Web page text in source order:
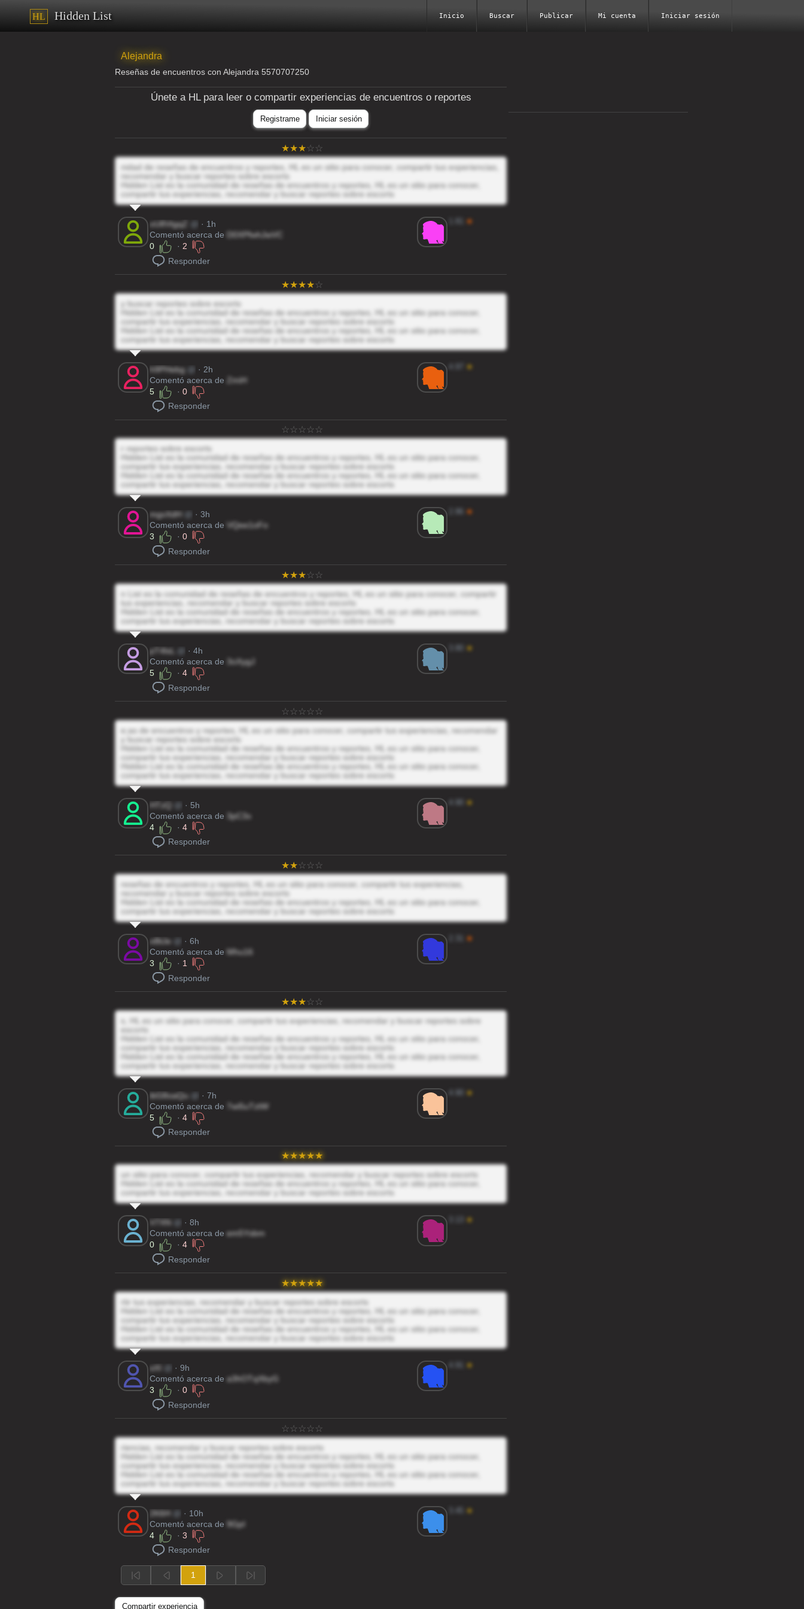
HL Hidden List Inicio Buscar Publicar Mi cuenta Iniciar sesión
Alejandra
Reseñas de encuentros con Alejandra 5570707250
Únete a HL para leer o compartir experiencias de encuentros o reportes
Registrame Iniciar sesión
nidad de reseñas de encuentros y reportes, HL es un sitio para conocer, compartir tus experiencias,
recomendar y buscar reportes sobre escorts
Hidden List es la comunidad de reseñas de encuentros y reportes, HL es un sitio para conocer,
compartir tus experiencias, recomendar y buscar reportes sobre escorts
oU8VtgqZ
· 1h
Comentó acerca de
D0XPfwhJwVC
0
· 2
Responder
★
y buscar reportes sobre escorts
Hidden List es la comunidad de reseñas de encuentros y reportes, HL es un sitio para conocer,
compartir tus experiencias, recomendar y buscar reportes sobre escorts
Hidden List es la comunidad de reseñas de encuentros y reportes, HL es un sitio para conocer,
compartir tus experiencias, recomendar y buscar reportes sobre escorts
h9PHebg
· 2h
Comentó acerca de
ZmiH
5
· 0
Responder
★
r reportes sobre escorts
Hidden List es la comunidad de reseñas de encuentros y reportes, HL es un sitio para conocer,
compartir tus experiencias, recomendar y buscar reportes sobre escorts
Hidden List es la comunidad de reseñas de encuentros y reportes, HL es un sitio para conocer,
compartir tus experiencias, recomendar y buscar reportes sobre escorts
mgxXdH
· 3h
Comentó acerca de
VQee1oFo
3
· 0
Responder
★
n List es la comunidad de reseñas de encuentros y reportes, HL es un sitio para conocer, compartir
tus experiencias, recomendar y buscar reportes sobre escorts
Hidden List es la comunidad de reseñas de encuentros y reportes, HL es un sitio para conocer,
compartir tus experiencias, recomendar y buscar reportes sobre escorts
pT4lsL
· 4h
Comentó acerca de
3oXygJ
5
· 4
Responder
★
e;as de encuentros y reportes, HL es un sitio para conocer, compartir tus experiencias, recomendar
y buscar reportes sobre escorts
Hidden List es la comunidad de reseñas de encuentros y reportes, HL es un sitio para conocer,
compartir tus experiencias, recomendar y buscar reportes sobre escorts
Hidden List es la comunidad de reseñas de encuentros y reportes, HL es un sitio para conocer,
compartir tus experiencias, recomendar y buscar reportes sobre escorts
HTzQ
· 5h
Comentó acerca de
3pC3x
4
· 4
Responder
★
reseñas de encuentros y reportes, HL es un sitio para conocer, compartir tus experiencias,
recomendar y buscar reportes sobre escorts
Hidden List es la comunidad de reseñas de encuentros y reportes, HL es un sitio para conocer,
compartir tus experiencias, recomendar y buscar reportes sobre escorts
oBtJe
· 6h
Comentó acerca de
Mhu16
3
· 1
Responder
★
s, HL es un sitio para conocer, compartir tus experiencias, recomendar y buscar reportes sobre
escorts
Hidden List es la comunidad de reseñas de encuentros y reportes, HL es un sitio para conocer,
compartir tus experiencias, recomendar y buscar reportes sobre escorts
Hidden List es la comunidad de reseñas de encuentros y reportes, HL es un sitio para conocer,
compartir tus experiencias, recomendar y buscar reportes sobre escorts
ibG8oaQu
· 7h
Comentó acerca de
7wi5uTztW
5
· 4
Responder
★
un sitio para conocer, compartir tus experiencias, recomendar y buscar reportes sobre escorts
Hidden List es la comunidad de reseñas de encuentros y reportes, HL es un sitio para conocer,
compartir tus experiencias, recomendar y buscar reportes sobre escorts
· 8h
Comentó acerca de em5Ysbm
0
· 4
Responder
★
rtir tus experiencias, recomendar y buscar reportes sobre escorts
Hidden List es la comunidad de reseñas de encuentros y reportes, HL es un sitio para conocer,
compartir tus experiencias, recomendar y buscar reportes sobre escorts
Hidden List es la comunidad de reseñas de encuentros y reportes, HL es un sitio para conocer,
compartir tus experiencias, recomendar y buscar reportes sobre escorts
sXI
· 9h
Comentó acerca de a3hOTqXbyG
3
· 0
Responder
★
riencias, recomendar y buscar reportes sobre escorts
Hidden List es la comunidad de reseñas de encuentros y reportes, HL es un sitio para conocer,
compartir tus experiencias, recomendar y buscar reportes sobre escorts
Hidden List es la comunidad de reseñas de encuentros y reportes, HL es un sitio para conocer,
compartir tus experiencias, recomendar y buscar reportes sobre escorts
2K6H
· 10h
Comentó acerca de 9GpI
4
· 3
Responder
★
1